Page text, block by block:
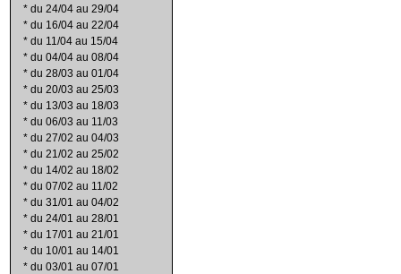
* du 24/04 au 29/04
* du 16/04 au 22/04
* du 11/04 au 15/04
* du 04/04 au 08/04
* du 28/03 au 01/04
* du 20/03 au 25/03
* du 13/03 au 18/03
* du 06/03 au 11/03
* du 27/02 au 04/03
* du 21/02 au 25/02
* du 14/02 au 18/02
* du 07/02 au 11/02
* du 31/01 au 04/02
* du 24/01 au 28/01
* du 17/01 au 21/01
* du 10/01 au 14/01
* du 03/01 au 07/01